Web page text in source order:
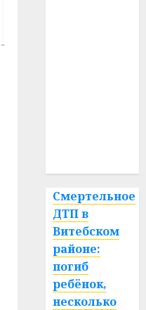
Смертельное
ДТП в
Витебском
районе:
погиб
ребёнок,
несколько